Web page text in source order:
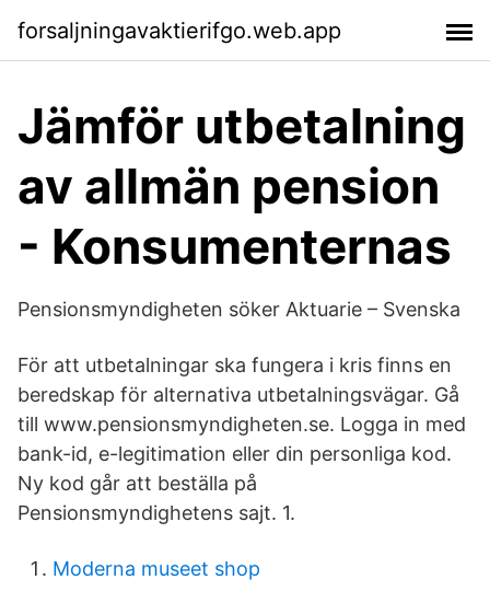
forsaljningavaktierifgo.web.app
Jämför utbetalning
av allmän pension
- Konsumenternas
Pensionsmyndigheten söker Aktuarie – Svenska
För att utbetalningar ska fungera i kris finns en
beredskap för alternativa utbetalningsvägar. Gå
till www.pensionsmyndigheten.se. Logga in med
bank-id, e-legitimation eller din personliga kod.
Ny kod går att beställa på
Pensionsmyndighetens sajt. 1.
Moderna museet shop